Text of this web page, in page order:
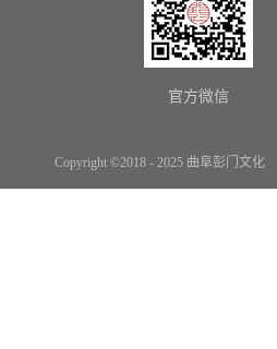
Copyright ©2018 - 2025 曲阜彭门文化
官方微信